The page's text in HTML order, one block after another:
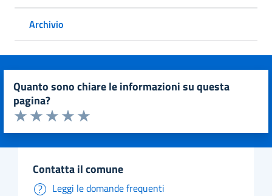
Archivio
quanto sono chiare le informazioni su questa
pagina?
Valuta da 1 a 5 stelle la pagina
Valuta 5 stelle su 5
Valuta 4 stelle su 5
Valuta 3 stelle su 5
Valuta 2 stelle su 5
Valuta 1 stelle su 5
contatta il comune
Leggi le domande frequenti